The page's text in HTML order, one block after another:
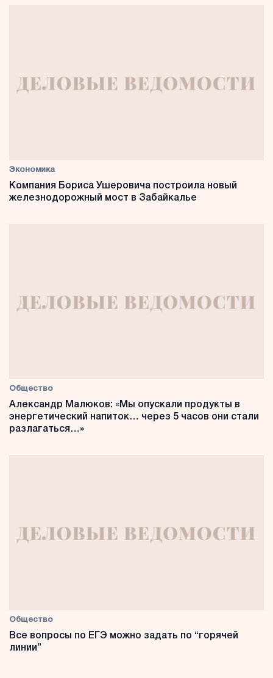
Экономика
Компания Бориса Ушеровича построила новый
железнодорожный мост в Забайкалье
Общество
Александр Малюков: «Мы опускали продукты в
энергетический напиток… через 5 часов они стали
разлагаться…»
Общество
Все вопросы по ЕГЭ можно задать по “горячей
линии”